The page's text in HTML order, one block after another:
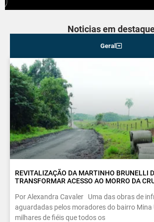
Noticias em
Geral
REVITALIZAÇÃO DA MARTINHO BRUNELLI
TRANSFORMAR ACESSO AO MORRO DA
Por Alexandra Cavaler Uma das obras de
aguardadas pelos moradores do bairro Mina
milhares de fiéis que todos os